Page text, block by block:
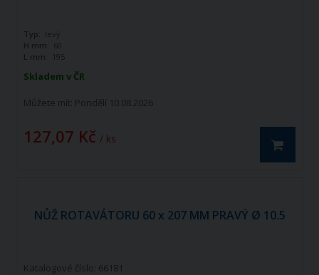
Skladem v ČR
Můžete mít: Pondělí 10.08.2026
127,07 Kč / ks
Typ: levý
H mm: 60
L mm:
195
NŮŽ ROTAVÁTORU 60 x 207 MM PRAVÝ Ø 10.5
Katalogové číslo: 66181